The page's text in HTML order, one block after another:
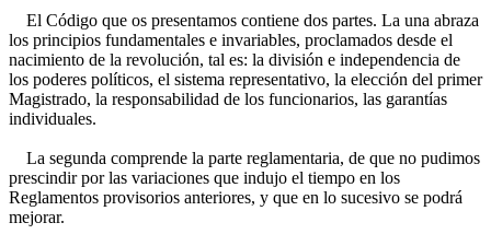
El Código que os presentamos contiene dos partes. La una abraza
los principios fundamentales e invariables, proclamados desde el
nacimiento de la revolución, tal es: la división e independencia de
los poderes políticos, el sistema representativo, la elección del primer
Magistrado, la responsabilidad de los funcionarios, las garantías
individuales.
La segunda comprende la parte reglamentaria, de que no pudimos
prescindir por las variaciones que indujo el tiempo en los
Reglamentos provisorios anteriores, y que en lo sucesivo se podrá
mejorar.